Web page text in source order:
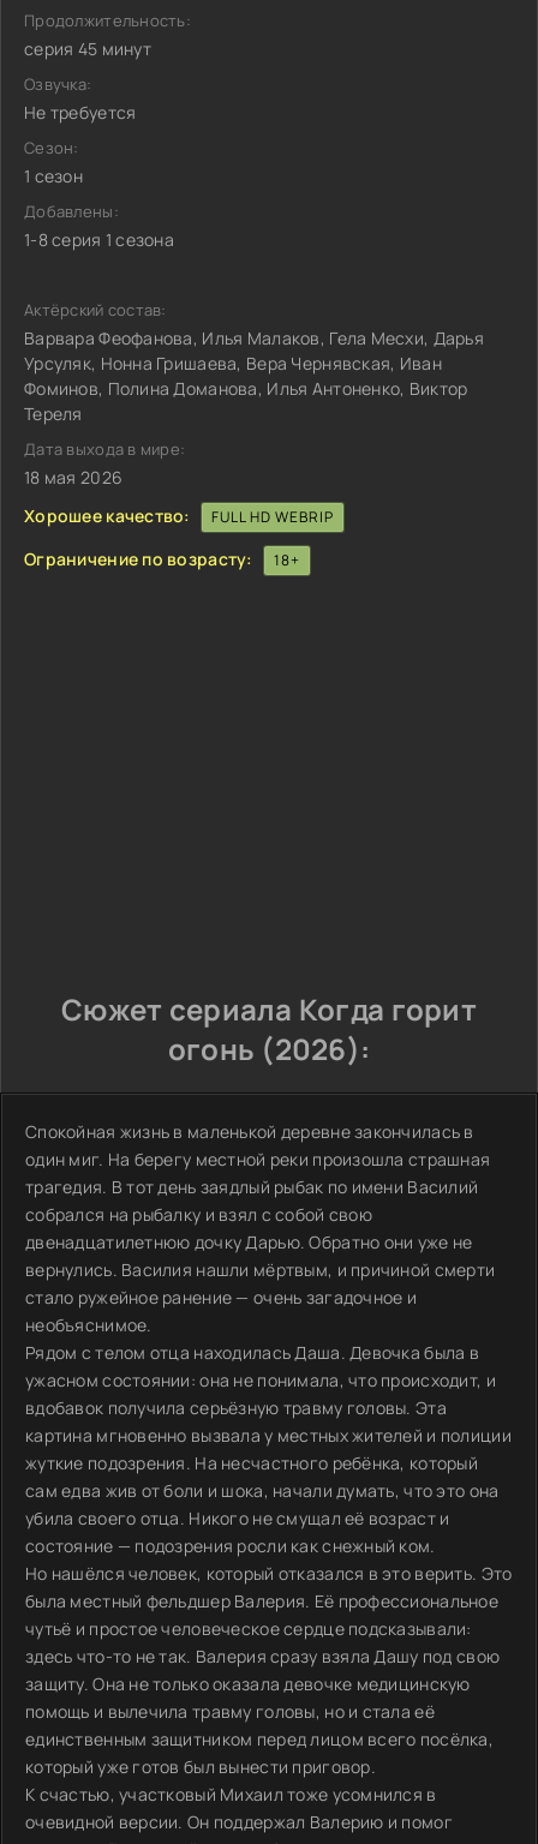
Продолжительность:
серия 45 минут
Озвучка:
Не требуется
Сезон:
1 сезон
Добавлены:
1-8 серия 1 сезона
Актёрский состав:
Варвара Феофанова, Илья Малаков, Гела Месхи, Дарья
Урсуляк, Нонна Гришаева, Вера Чернявская, Иван
Фоминов, Полина Доманова, Илья Антоненко, Виктор
Тереля
Дата выхода в мире:
18 мая 2026
Хорошее качество:
FULL HD WEBRIP
Ограничение по возрасту: 18+
Сюжет сериала Когда горит
огонь (2026):
Спокойная жизнь в маленькой деревне закончилась в
один миг. На берегу местной реки произошла страшная
трагедия. В тот день заядлый рыбак по имени Василий
собрался на рыбалку и взял с собой свою
двенадцатилетнюю дочку Дарью. Обратно они уже не
вернулись. Василия нашли мёртвым, и причиной смерти
стало ружейное ранение — очень загадочное и
необъяснимое.
Рядом с телом отца находилась Даша. Девочка была в
ужасном состоянии: она не понимала, что происходит, и
вдобавок получила серьёзную травму головы. Эта
картина мгновенно вызвала у местных жителей и полиции
жуткие подозрения. На несчастного ребёнка, который
сам едва жив от боли и шока, начали думать, что это она
убила своего отца. Никого не смущал её возраст и
состояние — подозрения росли как снежный ком.
Но нашёлся человек, который отказался в это верить. Это
была местный фельдшер Валерия. Её профессиональное
чутьё и простое человеческое сердце подсказывали:
здесь что-то не так. Валерия сразу взяла Дашу под свою
защиту. Она не только оказала девочке медицинскую
помощь и вылечила травму головы, но и стала её
единственным защитником перед лицом всего посёлка,
который уже готов был вынести приговор.
К счастью, участковый Михаил тоже усомнился в
очевидной версии. Он поддержал Валерию и помог